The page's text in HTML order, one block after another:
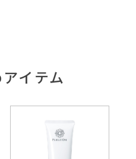
イテム